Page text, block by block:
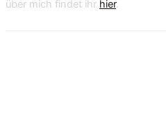
über mich findet ihr hier.